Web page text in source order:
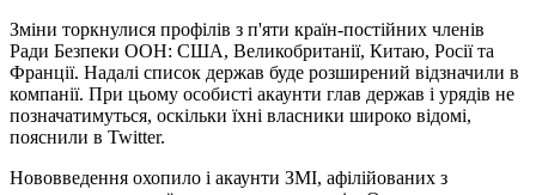
Зміни торкнулися профілів з п'яти країн-постійних членів
Ради Безпеки ООН: США, Великобританії, Китаю, Росії та
Франції. Надалі список держав буде розширений відзначили в
компанії. При цьому особисті акаунти глав держав і урядів не
позначатимуться, оскільки їхні власники широко відомі,
пояснили в Twitter.
Нововведення охопило і акаунти ЗМІ, афілійованих з